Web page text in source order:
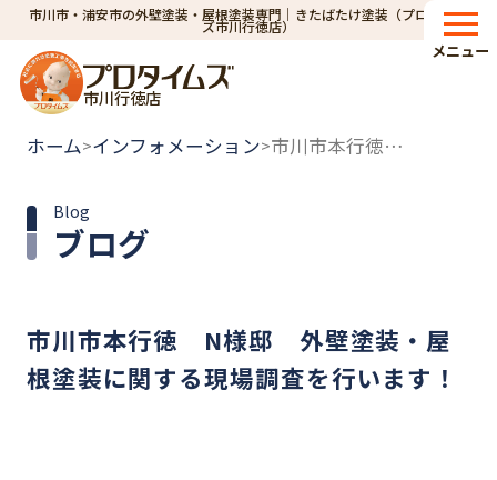
市川市・浦安市の外壁塗装・屋根塗装専門｜きたばたけ塗装（プロタイム
ズ市川行徳店）
市川行徳店
メニュー
ホーム>インフォメーション> 市川市本行徳 N様邸 外壁塗装・屋根塗装に関する現場調査を行います！
ブログ
Blog
市川市本行徳 N様邸 外壁塗装・屋
根塗装に関する現場調査を行います！